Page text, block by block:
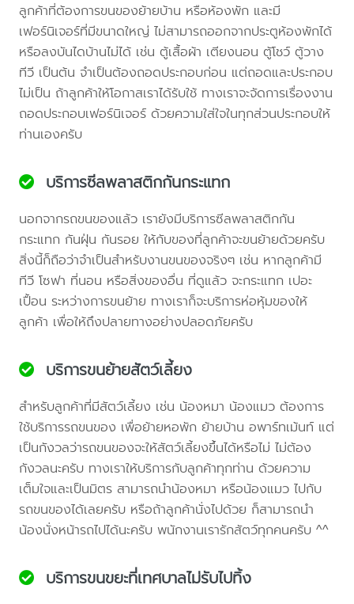
ลูกค้าที่ต้องการขนของย้ายบ้าน หรือห้องพัก และมี
เฟอร์นิเจอร์ที่มีขนาดใหญ่ ไม่สามารถออกจากประตูห้องพักได้
หรือลงบันไดบ้านไม่ได้ เช่น ตู้เสื้อผ้า เตียงนอน ตู้โชว์ ตู้วาง
ทีวี เป็นต้น จำเป็นต้องถอดประกอบก่อน แต่ถอดและประกอบ
ไม่เป็น ถ้าลูกค้าให้โอกาสเราได้รับใช้ ทางเราจะจัดการเรื่องงาน
ถอดประกอบเฟอร์นิเจอร์ ด้วยความใส่ใจในทุกส่วนประกอบให้
ท่านเองครับ
บริการซีลพลาสติกกันกระแทก
นอกจากรถขนของแล้ว เรายังมีบริการซีลพลาสติกกัน
กระแทก กันฝุ่น กันรอย ให้กับของที่ลูกค้าจะขนย้ายด้วยครับ
สิ่งนี้ก็ถือว่าจำเป็นสำหรับงานขนของจริงๆ เช่น หากลูกค้ามี
ทีวี โซฟา ที่นอน หรือสิ่งของอื่น ที่ดูแล้ว จะกระแทก เปอะ
เปื้อน ระหว่างการขนย้าย ทางเราก็จะบริการห่อหุ้มของให้
ลูกค้า เพื่อให้ถึงปลายทางอย่างปลอดภัยครับ
บริการขนย้ายสัตว์เลี้ยง
สำหรับลูกค้าที่มีสัตว์เลี้ยง เช่น น้องหมา น้องแมว ต้องการ
ใช้บริการรถขนของ เพื่อย้ายหอพัก ย้ายบ้าน อพาร์ทเม้นท์ แต่
เป็นกังวลว่ารถขนของจะให้สัตว์เลี้ยงขึ้นได้หรือไม่ ไม่ต้อง
กังวลนะครับ ทางเราให้บริการกับลูกค้าทุกท่าน ด้วยความ
เต็มใจและเป็นมิตร สามารถนำน้องหมา หรือน้องแมว ไปกับ
รถขนของได้เลยครับ หรือถ้าลูกค้านั่งไปด้วย ก็สามารถนำ
น้องนั่งหน้ารถไปได้นะครับ พนักงานเรารักสัตว์ทุกคนครับ ^^
บริการขนขยะที่เทศบาลไม่รับไปทิ้ง